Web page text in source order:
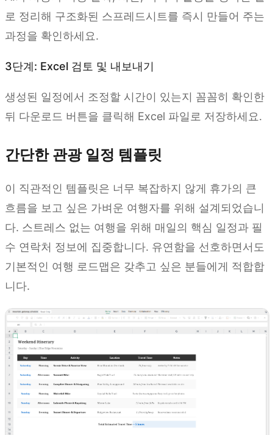
로 정리해 구조화된 스프레드시트를 즉시 만들어 주는
과정을 확인하세요.
3단계: Excel 검토 및 내보내기
생성된 일정에서 조정할 시간이 있는지 꼼꼼히 확인한
뒤 다운로드 버튼을 클릭해 Excel 파일로 저장하세요.
간단한 관광 일정 템플릿
이 직관적인 템플릿은 너무 복잡하지 않게 휴가의 큰
흐름을 보고 싶은 가벼운 여행자를 위해 설계되었습니
다. 스트레스 없는 여행을 위해 매일의 핵심 일정과 필
수 연락처 정보에 집중합니다. 유연함을 선호하면서도
기본적인 여행 로드맵은 갖추고 싶은 분들에게 적합합
니다.